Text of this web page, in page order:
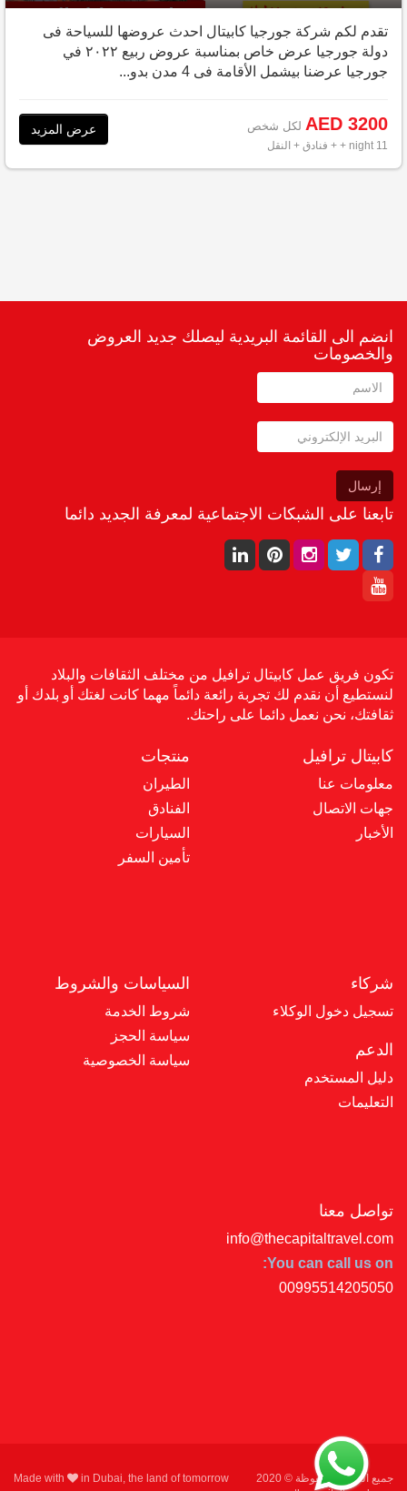
تقدم لكم شركة جورجيا كابيتال ‎احدث عروضها للسياحة فى
دولة جورجيا ‎عرض خاص ‎بمناسبة عروض ربيع ٢٠٢٢ في
جورجيا ‎عرضنا بيشمل الأقامة فى 4 مدن بدو...
AED 3200 لكل شخص
11 night + + فنادق + النقل
عرض المزيد
انضم الى القائمة البريدية ليصلك جديد العروض
والخصومات
إرسال
تابعنا على الشبكات الاجتماعية لمعرفة الجديد دائما
تكون فريق عمل كابيتال ترافيل من مختلف الثقافات والبلاد
لنستطيع أن نقدم لك تجربة رائعة دائماً مهما كانت لغتك أو بلدك أو
ثقافتك، نحن نعمل دائما على راحتك.
كابيتال ترافيل
معلومات عنا
جهات الاتصال
الأخبار
منتجات
الطيران
الفنادق
السيارات
تأمين السفر
شركاء
تسجيل دخول الوكلاء
الدعم
دليل المستخدم
التعليمات
السياسات والشروط
شروط الخدمة
سياسة الحجز
سياسة الخصوصية
تواصل معنا
info@thecapitaltravel.com
You can call us on:
00995514205050
Made with in Dubai, the land of tomorrow
جميع الحقوق محفوظة © 2020